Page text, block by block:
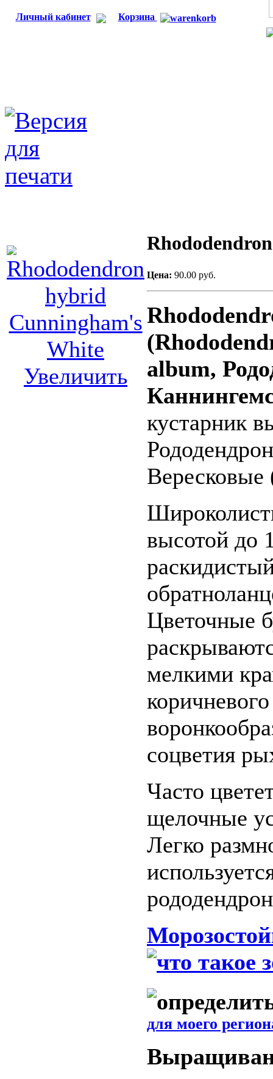
Личный кабинет Корзина
Увеличить
Цена: 90.00 руб.
(
album,
кустарник
Вересковые
высотой до
Цветочные
мелкими
соцветия
Часто
щелочные
Легко
для моего